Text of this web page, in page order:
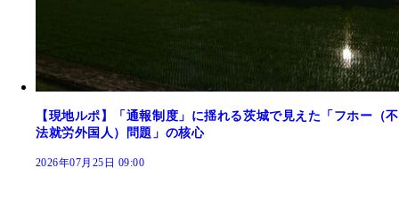
【現地ルポ】「通報制度」に揺れる茨城で見えた「フホー（不
法就労外国人）問題」の核心
2026年07月25日 09:00